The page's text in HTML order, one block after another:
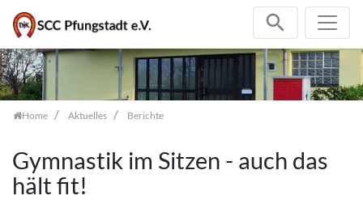
Zum Inhalt springen
Home Aktuelles Berichte
Gymnastik im Sitzen - auch das
hält fit!